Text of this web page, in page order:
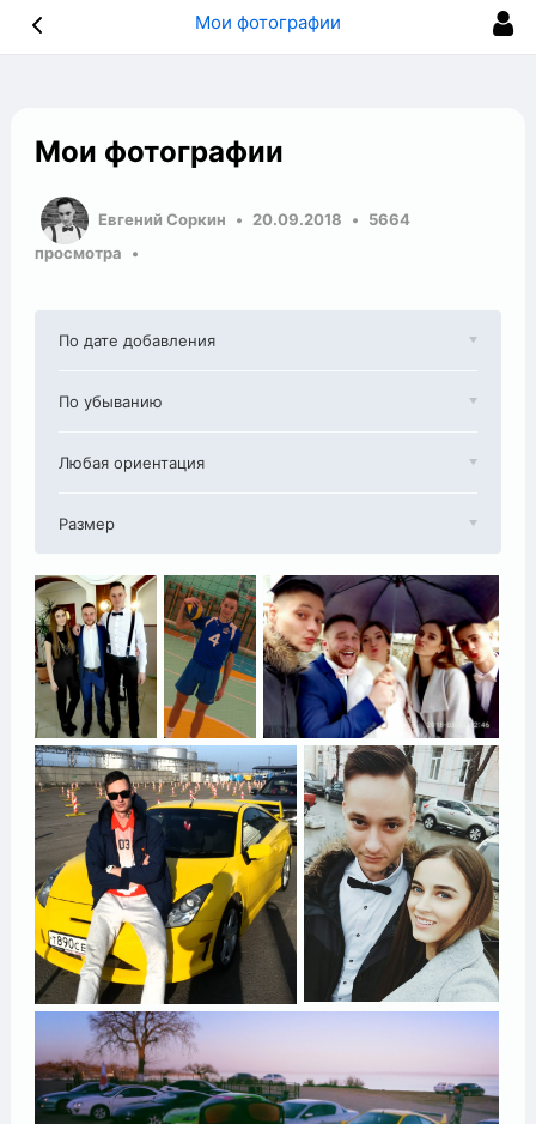
Мои фотографии
Мои фотографии
Евгений Соркин 20.09.2018
5664
просмотра
По дате добавления
По убыванию
Любая ориентация
Размер